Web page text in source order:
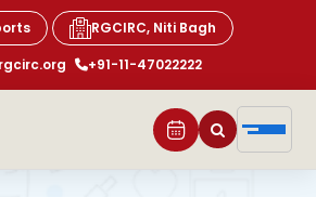
RGCIRC, Niti Bagh
+91-11-47022222